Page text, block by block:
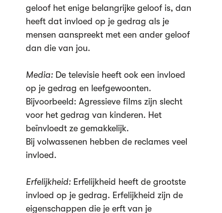
geloof het enige belangrijke geloof is, dan
heeft dat invloed op je gedrag als je
mensen aanspreekt met een ander geloof
dan die van jou.
Media:De televisie heeft ook een invloed
op je gedrag en leefgewoonten.
Bijvoorbeeld: Agressieve films zijn slecht
voor het gedrag van kinderen. Het
beïnvloedt ze gemakkelijk.
Bij volwassenen hebben de reclames veel
invloed.
Erfelijkheid:Erfelijkheid heeft de grootste
invloed op je gedrag. Erfelijkheid zijn de
eigenschappen die je erft van je